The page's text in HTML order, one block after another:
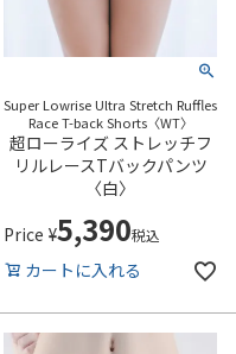
Super Lowrise Ultra Stretch Ruffles
Race T-back Shorts〈WT〉
超ローライズ ストレッチフ
リルレースTバックパンツ
〈白〉
Price ¥5,390税込
カートに入れる